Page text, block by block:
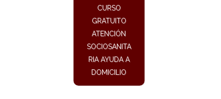
CURSO
GRATUITO
ATENCIÓN
SOCIOSANITA
RIA AYUDA A
DOMICILIO